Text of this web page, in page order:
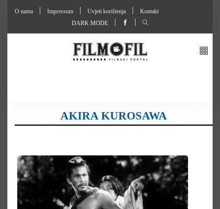
O nama Impressum Uvjeti korištenja
Kontakt
DARK MODE
AKIRA KUROSAWA